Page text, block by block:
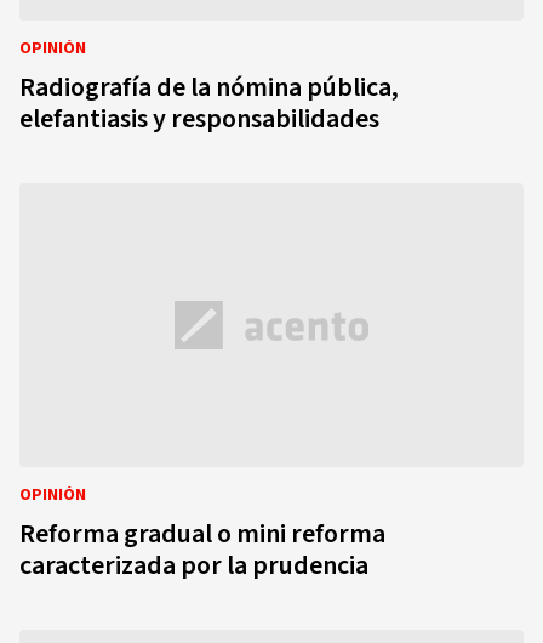
OPINIÓN
Radiografía de la nómina pública,
elefantiasis y responsabilidades
OPINIÓN
Reforma gradual o mini reforma
caracterizada por la prudencia